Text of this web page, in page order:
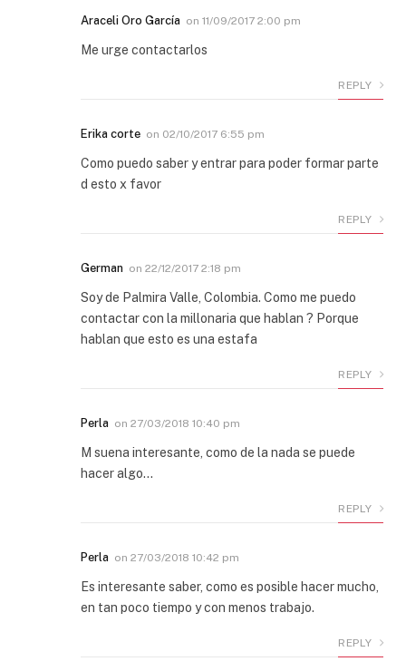
Araceli Oro García on 11/09/2017 2:00 pm
Me urge contactarlos
REPLY
Erika corte on 02/10/2017 6:55 pm
Como puedo saber y entrar para poder formar parte
d esto x favor
REPLY
German on 22/12/2017 2:18 pm
Soy de Palmira Valle, Colombia. Como me puedo
contactar con la millonaria que hablan ? Porque
hablan que esto es una estafa
REPLY
Perla on 27/03/2018 10:40 pm
M suena interesante, como de la nada se puede
hacer algo…
REPLY
Perla on 27/03/2018 10:42 pm
Es interesante saber, como es posible hacer mucho,
en tan poco tiempo y con menos trabajo.
REPLY